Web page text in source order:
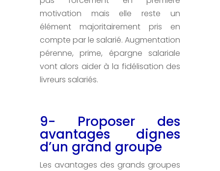
motivation mais elle reste un
élément majoritairement pris en
compte par le salarié. Augmentation
pérenne, prime, épargne salariale
vont alors aider à la fidélisation des
livreurs salariés.
9- Proposer des
avantages dignes
d’un grand groupe
Les avantages des grands groupes